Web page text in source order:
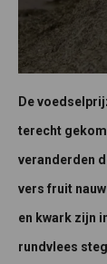
De
terecht
veranderden
vers fruit
en kwark zijn
rundvlees